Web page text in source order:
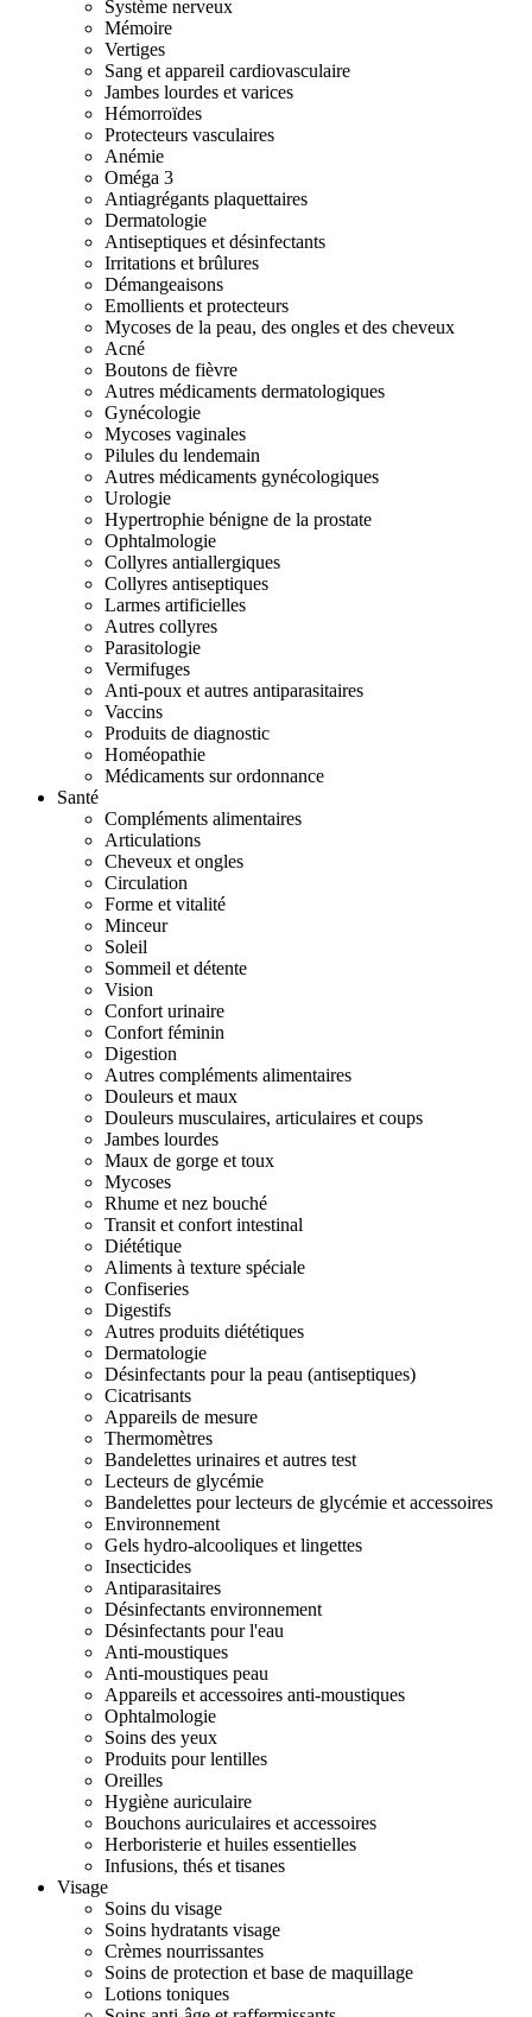
Système nerveux
Mémoire
Vertiges
Sang et appareil cardiovasculaire
Jambes lourdes et varices
Hémorroïdes
Protecteurs vasculaires
Anémie
Oméga 3
Antiagrégants plaquettaires
Dermatologie
Antiseptiques et désinfectants
Irritations et brûlures
Démangeaisons
Emollients et protecteurs
Mycoses de la peau, des ongles et des cheveux
Acné
Boutons de fièvre
Autres médicaments dermatologiques
Gynécologie
Mycoses vaginales
Pilules du lendemain
Autres médicaments gynécologiques
Urologie
Hypertrophie bénigne de la prostate
Ophtalmologie
Collyres antiallergiques
Collyres antiseptiques
Larmes artificielles
Autres collyres
Parasitologie
Vermifuges
Anti-poux et autres antiparasitaires
Vaccins
Produits de diagnostic
Homéopathie
Médicaments sur ordonnance
Santé
Compléments alimentaires
Articulations
Cheveux et ongles
Circulation
Forme et vitalité
Minceur
Soleil
Sommeil et détente
Vision
Confort urinaire
Confort féminin
Digestion
Autres compléments alimentaires
Douleurs et maux
Douleurs musculaires, articulaires et coups
Jambes lourdes
Maux de gorge et toux
Mycoses
Rhume et nez bouché
Transit et confort intestinal
Diététique
Aliments à texture spéciale
Confiseries
Digestifs
Autres produits diététiques
Dermatologie
Désinfectants pour la peau (antiseptiques)
Cicatrisants
Appareils de mesure
Thermomètres
Bandelettes urinaires et autres test
Lecteurs de glycémie
Bandelettes pour lecteurs de glycémie et accessoires
Environnement
Gels hydro-alcooliques et lingettes
Insecticides
Antiparasitaires
Désinfectants environnement
Désinfectants pour l'eau
Anti-moustiques
Anti-moustiques peau
Appareils et accessoires anti-moustiques
Ophtalmologie
Soins des yeux
Produits pour lentilles
Oreilles
Hygiène auriculaire
Bouchons auriculaires et accessoires
Herboristerie et huiles essentielles
Infusions, thés et tisanes
Visage
Soins du visage
Soins hydratants visage
Crèmes nourrissantes
Soins de protection et base de maquillage
Lotions toniques